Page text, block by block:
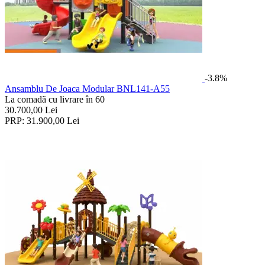
-3.8%
Ansamblu De Joaca Modular BNL141-A55
La comadã cu livrare în 60
30.700,00 Lei
PRP: 31.900,00 Lei